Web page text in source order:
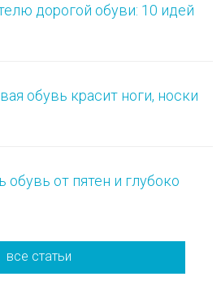
дорогой обуви: 10 идей
обувь красит ноги, носки
обувь от пятен и глубоко
все статьи